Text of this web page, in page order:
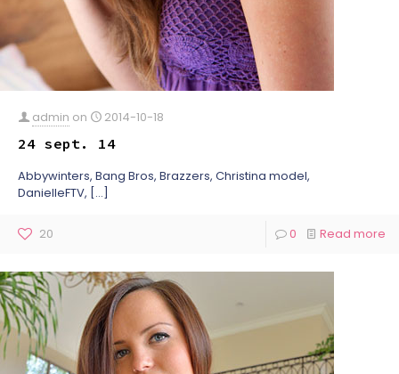
admin on 2014-10-18
24 sept. 14
Abbywinters, Bang Bros, Brazzers, Christina model,
DanielleFTV, […]
20 0 Read more